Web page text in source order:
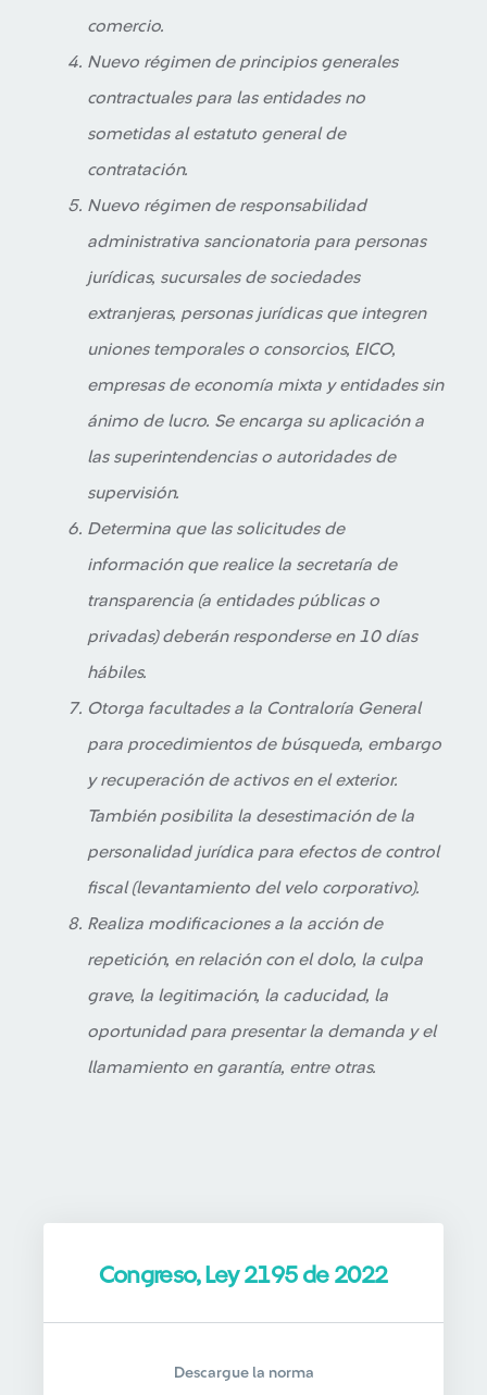
comercio.
Nuevo régimen de principios generales
contractuales para las entidades no
sometidas al estatuto general de
contratación.
Nuevo régimen de responsabilidad
administrativa sancionatoria para personas
jurídicas, sucursales de sociedades
extranjeras, personas jurídicas que integren
uniones temporales o consorcios, EICO,
empresas de economía mixta y entidades sin
ánimo de lucro. Se encarga su aplicación a
las superintendencias o autoridades de
supervisión.
Determina que las solicitudes de
información que realice la secretaría de
transparencia (a entidades públicas o
privadas) deberán responderse en 10 días
hábiles.
Otorga facultades a la Contraloría General
para procedimientos de búsqueda, embargo
y recuperación de activos en el exterior.
También posibilita la desestimación de la
personalidad jurídica para efectos de control
fiscal (levantamiento del velo corporativo).
Realiza modificaciones a la acción de
repetición, en relación con el dolo, la culpa
grave, la legitimación, la caducidad, la
oportunidad para presentar la demanda y el
llamamiento en garantía, entre otras.
Congreso, Ley 2195 de 2022
Descargue la norma